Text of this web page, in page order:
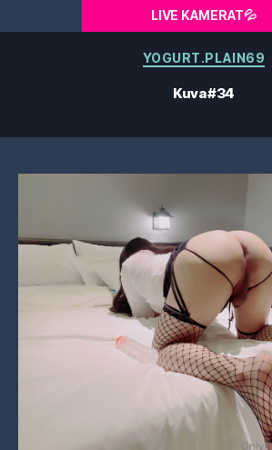
LIVE KAMERAT💦
Kategoriat
YOGURT.PLAIN69
Kuva #34